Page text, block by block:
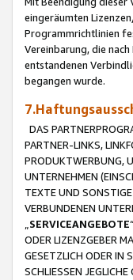
eingeräumten
Programmrichtlinien
Vereinbarung, die
entstandenen
begangen wurde.
DAS
PARTNER-LINKS,
PRODUKTWERBUNG,
UNTERNEHMEN
TEXTE UND
VERBUNDENEN
SERVICEANGEBOTE
ODER LIZENZGEBER
GESETZLICH ODER IN
SCHLIESSEN